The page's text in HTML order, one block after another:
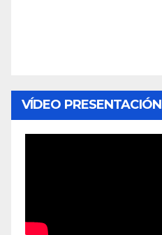
VÍDEO PRESENTACIÓN